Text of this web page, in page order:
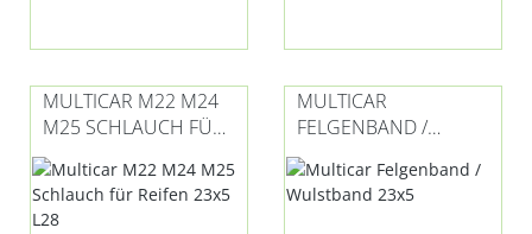
MULTICAR M22 M24
M25 SCHLAUCH FÜR
REIFEN 23X5 L28
MULTICAR
FELGENBAND /
WULSTBAND 23X5